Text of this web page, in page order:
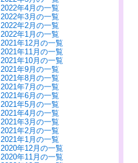
2022年4月の一覧
2022年3月の一覧
2022年2月の一覧
2022年1月の一覧
2021年12月の一覧
2021年11月の一覧
2021年10月の一覧
2021年9月の一覧
2021年8月の一覧
2021年7月の一覧
2021年6月の一覧
2021年5月の一覧
2021年4月の一覧
2021年3月の一覧
2021年2月の一覧
2021年1月の一覧
2020年12月の一覧
2020年11月の一覧